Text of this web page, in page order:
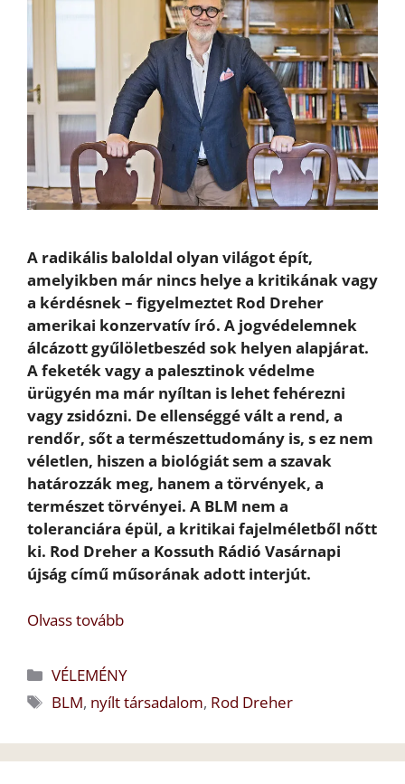
A radikális baloldal olyan világot épít,
amelyikben már nincs helye a kritikának vagy
a kérdésnek – figyelmeztet Rod Dreher
amerikai konzervatív író. A jogvédelemnek
álcázott gyűlöletbeszéd sok helyen alapjárat.
A feketék vagy a palesztinok védelme
ürügyén ma már nyíltan is lehet fehérezni
vagy zsidózni. De ellenséggé vált a rend, a
rendőr, sőt a természettudomány is, s ez nem
véletlen, hiszen a biológiát sem a szavak
határozzák meg, hanem a törvények, a
természet törvényei. A BLM nem a
toleranciára épül, a kritikai fajelméletből nőtt
ki. Rod Dreher a Kossuth Rádió Vasárnapi
újság című műsorának adott interjút.
Olvass tovább
Kategória
VÉLEMÉNY
Címkék
BLM, nyílt társadalom, Rod Dreher